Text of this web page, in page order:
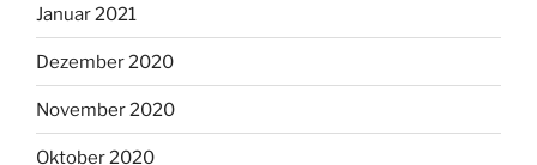
Januar 2021
Dezember 2020
November 2020
Oktober 2020